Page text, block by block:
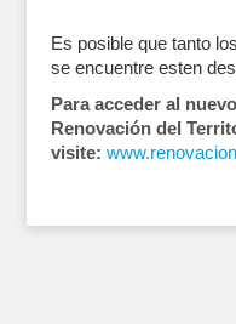
Es posible que tanto
se encuentre esten
Para acceder al
Renovación del
visite: